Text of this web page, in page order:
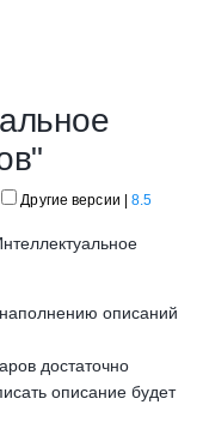
Другие версии |8.5
описаний
достаточно
описание будет